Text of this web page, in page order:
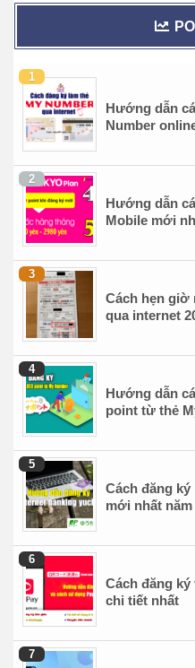
Hướng dẫn
Number
Hướng dẫn
Mobile mới
Cách hẹn giờ
qua internet
Hướng dẫn
point từ thẻ
Cách đăng
mới nhất năm
Cách đăng
chi tiết nhất